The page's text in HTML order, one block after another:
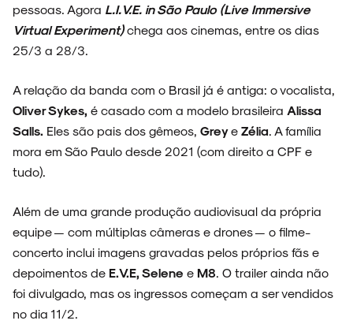
pessoas. Agora L.I.V.E. in São Paulo (Live Immersive
Virtual Experiment)chega aos cinemas, entre os dias
25/3 a 28/3.
A relação da banda com o Brasil já é antiga: o vocalista,
Oliver Sykes, é casado com a modelo brasileira Alissa
Salls. Eles são pais dos gêmeos, Greye Zélia . A família
mora em São Paulo desde 2021 (com direito a CPF e
tudo).
Além de uma grande produção audiovisual da própria
equipe — com múltiplas câmeras e drones — o filme-
concerto inclui imagens gravadas pelos próprios fãs e
depoimentos de E.V.E, Selene e M8 . O trailer ainda não
foi divulgado, mas os ingressos começam a ser vendidos
no dia 11/2.